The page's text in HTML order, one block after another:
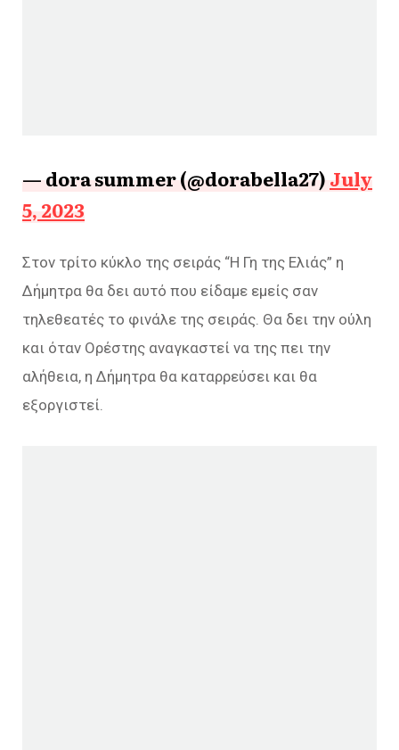
— dora summer (@dorabella27)July
5, 2023
Στον τρίτο κύκλο της σειράς “Η Γη της Ελιάς” η
Δήμητρα θα δει αυτό που είδαμε εμείς σαν
τηλεθεατές το φινάλε της σειράς. Θα δει την ούλη
και όταν Ορέστης αναγκαστεί να της πει την
αλήθεια, η Δήμητρα θα καταρρεύσει και θα
εξοργιστεί.